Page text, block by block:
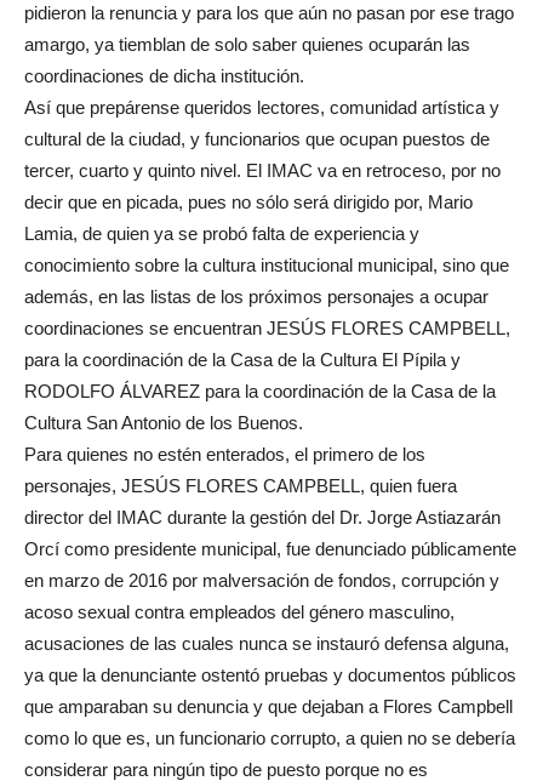
pidieron la renuncia y para los que aún no pasan por ese trago
amargo, ya tiemblan de solo saber quienes ocuparán las
coordinaciones de dicha institución.
Así que prepárense queridos lectores, comunidad artística y
cultural de la ciudad, y funcionarios que ocupan puestos de
tercer, cuarto y quinto nivel. El IMAC va en retroceso, por no
decir que en picada, pues no sólo será dirigido por, Mario
Lamia, de quien ya se probó falta de experiencia y
conocimiento sobre la cultura institucional municipal, sino que
además, en las listas de los próximos personajes a ocupar
coordinaciones se encuentran JESÚS FLORES CAMPBELL,
para la coordinación de la Casa de la Cultura El Pípila y
RODOLFO ÁLVAREZ para la coordinación de la Casa de la
Cultura San Antonio de los Buenos.
Para quienes no estén enterados, el primero de los
personajes, JESÚS FLORES CAMPBELL, quien fuera
director del IMAC durante la gestión del Dr. Jorge Astiazarán
Orcí como presidente municipal, fue denunciado públicamente
en marzo de 2016 por malversación de fondos, corrupción y
acoso sexual contra empleados del género masculino,
acusaciones de las cuales nunca se instauró defensa alguna,
ya que la denunciante ostentó pruebas y documentos públicos
que amparaban su denuncia y que dejaban a Flores Campbell
como lo que es, un funcionario corrupto, a quien no se debería
considerar para ningún tipo de puesto porque no es